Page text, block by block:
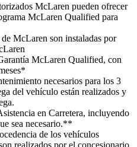
McLaren pueden ofrecer
McLaren Qualified para
McLaren son instaladas por
McLaren Qualified, con
necesarios para los 3
del vehículo están realizados y
en Carretera, incluyendo
sea necesario.**
de los vehículos
realizados por el concesionario